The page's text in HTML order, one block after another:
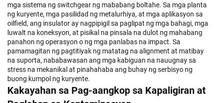
mga sistema ng switchgear ng mababang boltahe. Sa mga planta
ng kuryente, mga pasilidad ng metalurhiya, at mga aplikasyon sa
oilfield, ang insulator ay nagpipigil sa paglipat ng mga bahagi, mga
luwalt na koneksyon, at pisikal na pinsala na dulot ng mahabang
panahon ng operasyon o ng mga panlabas na impact. Sa
pamamagitan ng pagtitiyak ng matatag na alignment at matibay
na suporta, nababawasan ang mga kabiguan na nauugnay sa
stress na mekanikal at pinahahaba ang buhay ng serbisyo ng
buong kumpol ng kuryente.
Kakayahan sa Pag-aangkop sa Kapaligiran at